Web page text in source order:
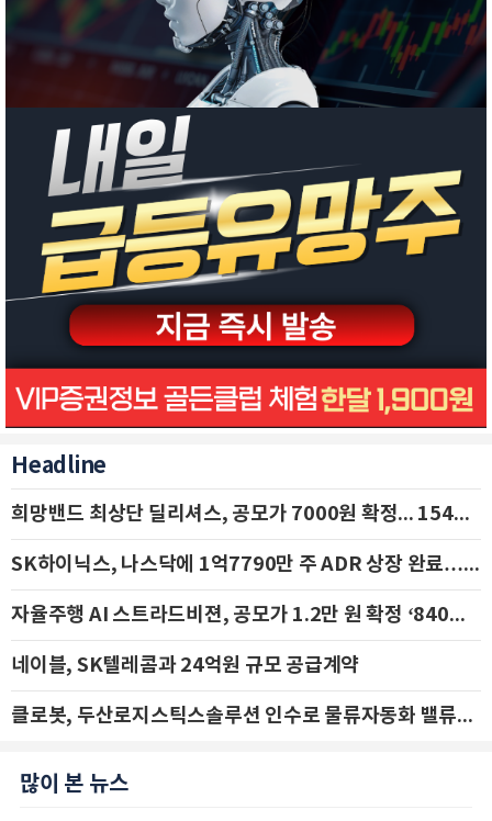
Headline
희망밴드 최상단 딜리셔스, 공모가 7000원 확정... 154억 규모 IPO 돌입
SK하이닉스, 나스닥에 1억7790만 주 ADR 상장 완료…29일 국내 추가 상장
자율주행 AI 스트라드비젼, 공모가 1.2만 원 확정 ‘840억 수혈’
네이블, SK텔레콤과 24억원 규모 공급계약
클로봇, 두산로지스틱스솔루션 인수로 물류자동화 밸류체인 확장 추진 - IBK투자증권
많이 본 뉴스